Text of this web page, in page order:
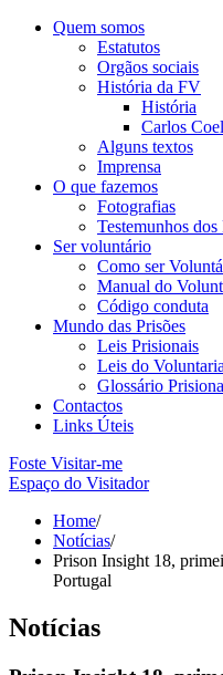
Quem somos
Estatutos
Orgãos sociais
História da FV
História
Carlos
Alguns textos
Imprensa
O que fazemos
Fotografias
Testemunhos dos
Ser voluntário
Como ser
Manual do
Código conduta
Mundo das Prisões
Leis Prisionais
Leis do
Glossário
Contactos
Links Úteis
Foste Visitar-me
Espaço do Visitador
Home/
Notícias/
Prison Insight 18,
Portugal
Notícias